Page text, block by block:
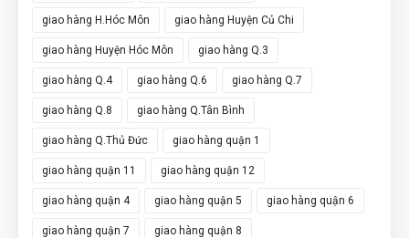
giao hàng H.Hóc Môn giao hàng Huyện Củ Chi
giao hàng Huyện Hóc Môn giao hàng Q.3
giao hàng Q.4 giao hàng Q.6 giao hàng Q.7
giao hàng Q.8 giao hàng Q.Tân Bình
giao hàng Q.Thủ Đức giao hàng quận 1
giao hàng quận 11 giao hàng quận 12
giao hàng quận 4 giao hàng quận 5 giao hàng quận 6
giao hàng quận 7 giao hàng quận 8